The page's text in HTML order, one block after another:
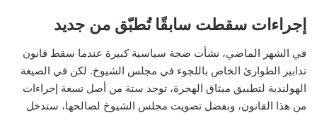
إجراءات سقطت سابقًا تُطبّق من جديد
في الشهر الماضي، نشأت ضجة سياسية كبيرة عندما سقط قانون
تدابير الطوارئ الخاص باللجوء في مجلس الشيوخ. لكن في الصيغة
الهولندية لتطبيق ميثاق الهجرة، توجد ستة من أصل تسعة إجراءات
من هذا القانون، وبفضل تصويت مجلس الشيوخ لصالحها، ستدخل